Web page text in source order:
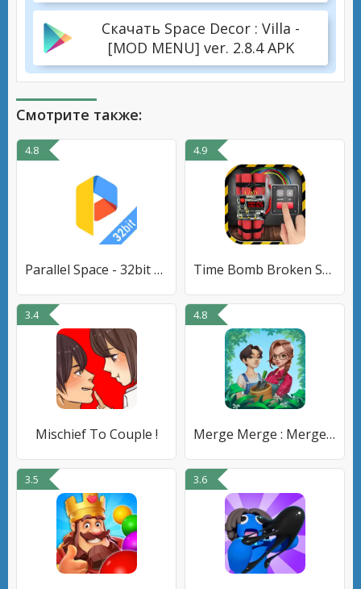
Скачать Space Decor : Villa -
[MOD MENU] ver. 2.8.4 APK
Смотрите также:
4.8
Parallel Space - 32bit Support
4.9
Time Bomb Broken Screen Prank
3.4
Mischief To Couple !
4.8
Merge Merge : Merge 2 Game
3.5 3.6